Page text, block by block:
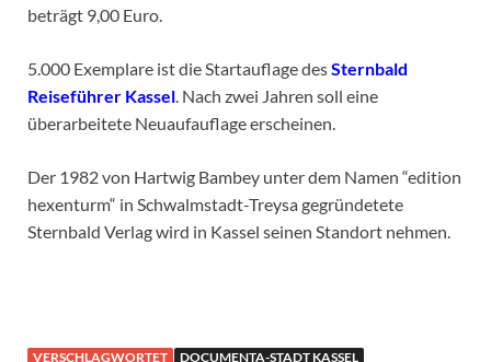
beträgt 9,00 Euro.
5.000 Exemplare ist die Startauflage desSternbald
Reiseführer Kassel. Nach zwei Jahren soll eine
überarbeitete Neuaufauflage erscheinen.
Der 1982 von Hartwig Bambey unter dem Namen “edition
hexenturm“ in Schwalmstadt-Treysa gegründetete
Sternbald Verlag wird in Kassel seinen Standort nehmen.
VERSCHLAGWORTET
DOCUMENTA-STADT KASSEL